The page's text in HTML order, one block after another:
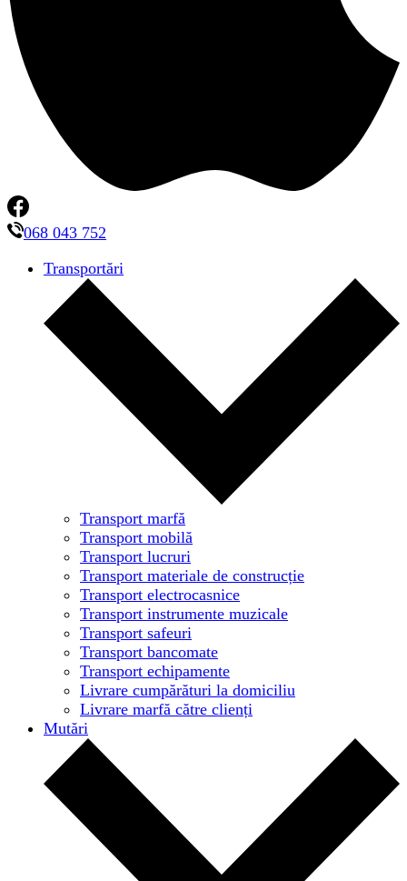
068 043 752
Transportări
Transport marfă
Transport mobilă
Transport lucruri
Transport materiale de construcție
Transport electrocasnice
Transport instrumente muzicale
Transport safeuri
Transport bancomate
Transport echipamente
Livrare cumpărături la domiciliu
Livrare marfă către clienți
Mutări